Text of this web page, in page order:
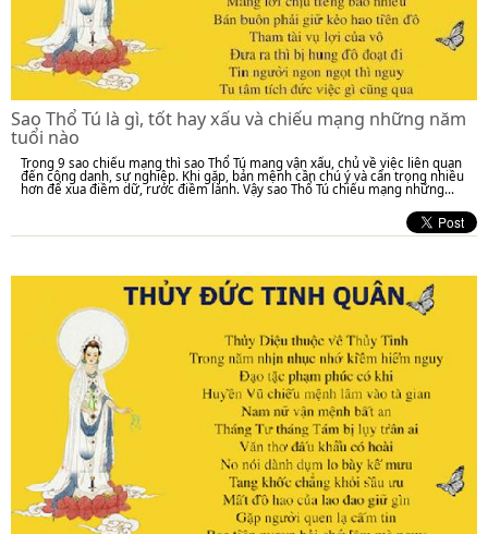
Sao Thổ Tú là gì, tốt hay xấu và chiếu mạng những năm
tuổi nào
Trong 9 sao chiếu mạng thì sao Thổ Tú mang vận xấu, chủ về việc liên quan
đến công danh, sự nghiệp. Khi gặp, bản mệnh cần chú ý và cẩn trọng nhiều
hơn để xua điềm dữ, rước điềm lành. Vậy sao Thổ Tú chiếu mạng những...